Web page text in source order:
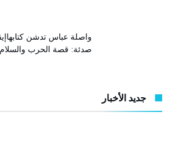
واصلة عباس تدشن
صدئة: قصة الحرب والسلام
جديد الأخبار